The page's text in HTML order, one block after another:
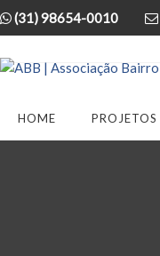
(31) 98654-0010
HOME PROJETOS